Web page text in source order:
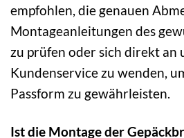
empfohlen, die genauen
Montageanleitungen des
zu prüfen oder sich direkt an
Kundenservice zu wenden,
Passform zu gewährleisten.
Ist die Montage der